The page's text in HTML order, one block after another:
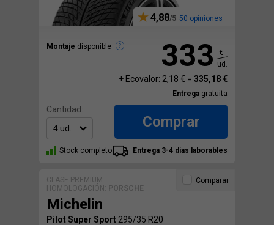
4,88 50 opiniones
Montaje disponible 333
€
ud.
+ Ecovalor: 2,18 € = 335,18 €
Entrega gratuita
Cantidad:
Comprar
Stock completo Entrega 3-4 días laborables
CLASE PREMIUM
HOMOLOGACIÓN: PORSCHE
Michelin
Pilot Super Sport 295/35 R20
Comparar